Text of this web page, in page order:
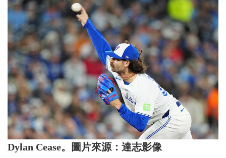
Dylan Cease。圖片來源：達志影像